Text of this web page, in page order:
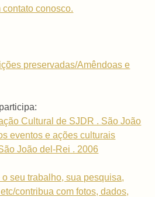
conosco.
preservadas/Amêndoas e
Cultural de SJDR . São João
eventos e ações culturais
João del-Rei . 2006
seu trabalho, sua pesquisa,
contribua com fotos, dados,